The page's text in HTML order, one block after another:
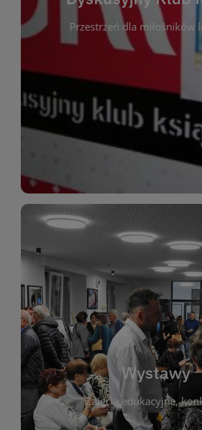
Przestrzeń dla miłośników
Dyskusyjny Klub
Dyskusyjny Klub Książki to
miłośników literatury, którzy
opiniami i emocjami po lekturze.
regularnie, by rozmawiać o
różnych gatunków literackich.
okazja do inspirującej
Wystawy
Zajęcia edukacyjne,
ekspozycjach oraz archiwum
poprzednich lat. Prezentowane
malarstwo, fotografię,
artystyczne. Każda wystawa to
do kontaktu z kulturą i sztuką w
biblioteki. Serdecznie
miłośników estetycznych
WIĘCEJ